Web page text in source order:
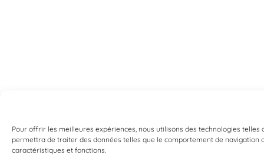
Pour offrir les meilleures expériences, nous utilisons des technologies
permettra de traiter des données telles que le comportement de
caractéristiques et fonctions.